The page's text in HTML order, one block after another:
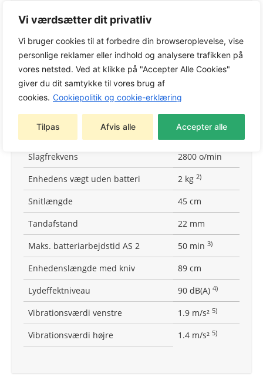
Vi værdsætter dit privatliv
Vi bruger cookies til at forbedre din browseroplevelse, vise
personlige reklamer eller indhold og analysere trafikken på
vores netsted. Ved at klikke på "Accepter Alle Cookies"
giver du dit samtykke til vores brug af
cookies. Cookiepolitik og cookie-erklæring
Tilpas Afvis alle Accepter alle
Tekniske detaljer
Mærkespænding
11 V
Strømforbrug
0.23 kW
Effekt
Batterisystem
AS
Anbefalet batteri
Slagfrekvens
2800 o/min
Enhedens vægt uden batteri
2 kg 2)
Snitlængde
45 cm
Tandafstand
22 mm
Maks. batteriarbejdstid AS 2
50 min 3)
Enhedenslængde med kniv
89 cm
Lydeffektniveau
90 dB(A) 4)
Vibrationsværdi venstre 1.9 m/s² 5)
Vibrationsværdi højre 1.4 m/s² 5)